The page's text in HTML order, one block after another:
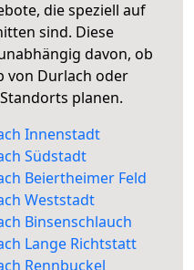
die speziell auf
sind. Diese
davon, ob
von Durlach oder
planen.
Innenstadt
Südstadt
Beiertheimer Feld
Weststadt
Binsenschlauch
Lange Richtstatt
Rennbuckel